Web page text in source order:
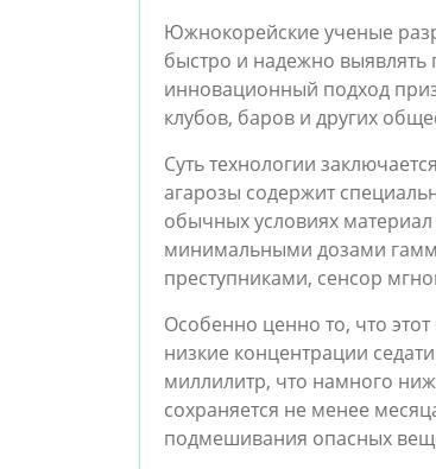
Южнокорейские ученые
быстро и надежно выявлять
инновационный подход
клубов, баров и других
Суть технологии
агарозы содержит
обычных условиях
минимальными дозами
преступниками, сенсор
Особенно ценно то, что
низкие концентрации
миллилитр, что намного
сохраняется не менее
подмешивания опасных